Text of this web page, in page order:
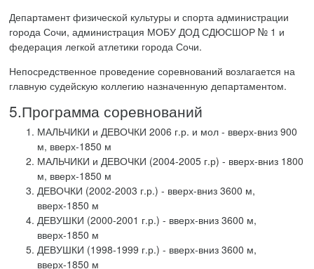
Департамент физической культуры и спорта администрации
города Сочи, администрация МОБУ ДОД СДЮСШОР № 1 и
федерация легкой атлетики города Сочи.
Непосредственное проведение соревнований возлагается на
главную судейскую коллегию назначенную департаментом.
5.Программа соревнований
МАЛЬЧИКИ и ДЕВОЧКИ 2006 г.р. и мол - вверх-вниз 900
м, вверх-1850 м
МАЛЬЧИКИ и ДЕВОЧКИ (2004-2005 г.р) - вверх-вниз 1800
м, вверх-1850 м
ДЕВОЧКИ (2002-2003 г.р.) - вверх-вниз 3600 м,
вверх-1850 м
ДЕВУШКИ (2000-2001 г.р.) - вверх-вниз 3600 м,
вверх-1850 м
ДЕВУШКИ (1998-1999 г.р.) - вверх-вниз 3600 м,
вверх-1850 м